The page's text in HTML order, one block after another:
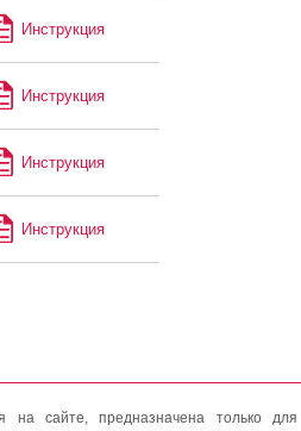
Инструкция
Инструкция
Инструкция
Инструкция
на сайте, предназначена только для